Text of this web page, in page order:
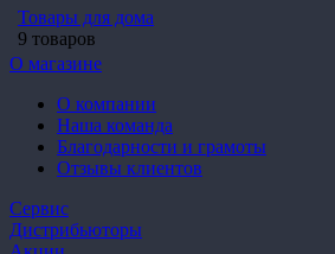
Товары для дома
9 товаров
О магазине
О компании
Наша команда
Благодарности и грамоты
Отзывы клиентов
Сервис
Дистрибьюторы